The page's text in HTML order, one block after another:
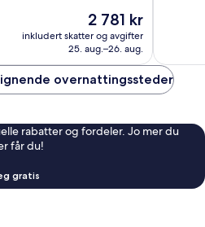
Prisen
2 781 kr
2 781 kr
inkludert skatter og avgifter
25. aug.–26. aug.
overnattingssteder
rabatter og fordeler. Jo mer du
får du!
gratis